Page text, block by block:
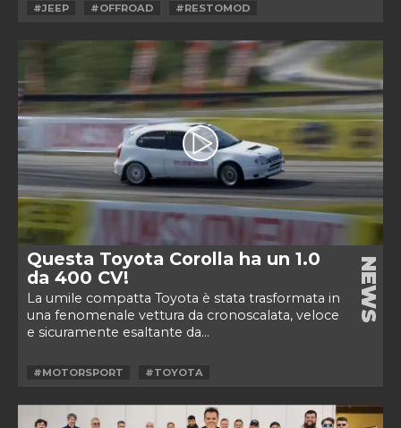
#JEEP #OFFROAD #RESTOMOD
Questa Toyota Corolla ha un 1.0
da 400 CV!
La umile compatta Toyota è stata trasformata in
una fenomenale vettura da cronoscalata, veloce
e sicuramente esaltante da...
NEWS
#MOTORSPORT #TOYOTA